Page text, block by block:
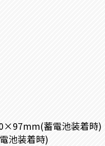
蓄電池装着時)
池装着時)